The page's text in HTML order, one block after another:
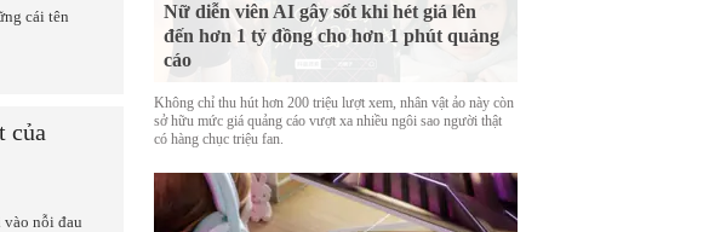
cái tên
của
vào nỗi đau
Nữ diễn viên AI gây sốt khi hét giá lên
đến hơn 1 tỷ đồng cho hơn 1 phút quảng
cáo
Không chỉ thu hút hơn 200 triệu lượt xem, nhân vật ảo này còn
sở hữu mức giá quảng cáo vượt xa nhiều ngôi sao người thật
có hàng chục triệu fan.